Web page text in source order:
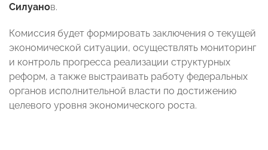
Силуанов.
Комиссия будет формировать заключения о текущей
экономической ситуации, осуществлять мониторинг
и контроль прогресса реализации структурных
реформ, а также выстраивать работу федеральных
органов исполнительной власти по достижению
целевого уровня экономического роста.